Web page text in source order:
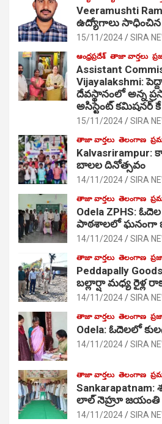
Veeramushti
ఉద్యోగాలు సాధించిన
15/11/2024 SIRA
ఆంధ్రప్రదేశ్ తాజా వార్తలు
Assistant
Vijayalakshmi:
దేవస్థానంలో అన్న
అసిస్టెంట్ కమిషనర్
15/11/2024 SIRA
తాజా వార్తలు తెలంగాణ
Kalvasrirampur:
బాలల దినోత్సవం
14/11/2024 SIRA
తాజా వార్తలు తెలంగాణ
Odela ZPHS:
పాఠ‌శాల‌లో ఘనంగా
14/11/2024 SIRA
తాజా వార్తలు తెలంగాణ
Peddapally
బల్లార్షా మధ్య రైళ్ల
14/11/2024 SIRA
తాజా వార్తలు తెలంగాణ
Odela: ఓదెలలో
14/11/2024 SIRA
తాజా వార్తలు తెలంగాణ
లాల్ నెహ్రూ జయంతి
14/11/2024 SIRA